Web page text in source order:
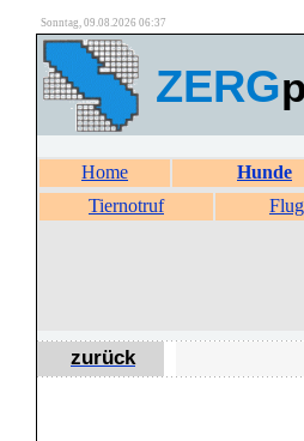
Sonntag, 09.08.2026 06:37
ZERG
Home Hunde
Tiernotruf
zurück